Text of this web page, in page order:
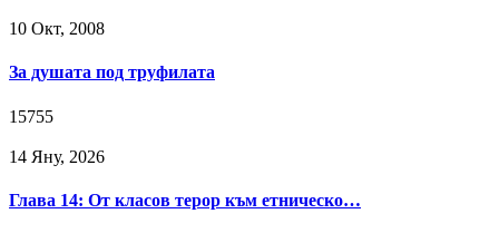
10 Окт, 2008
За душата под труфилата
15755
14 Яну, 2026
Глава 14: От класов терор към етническо…